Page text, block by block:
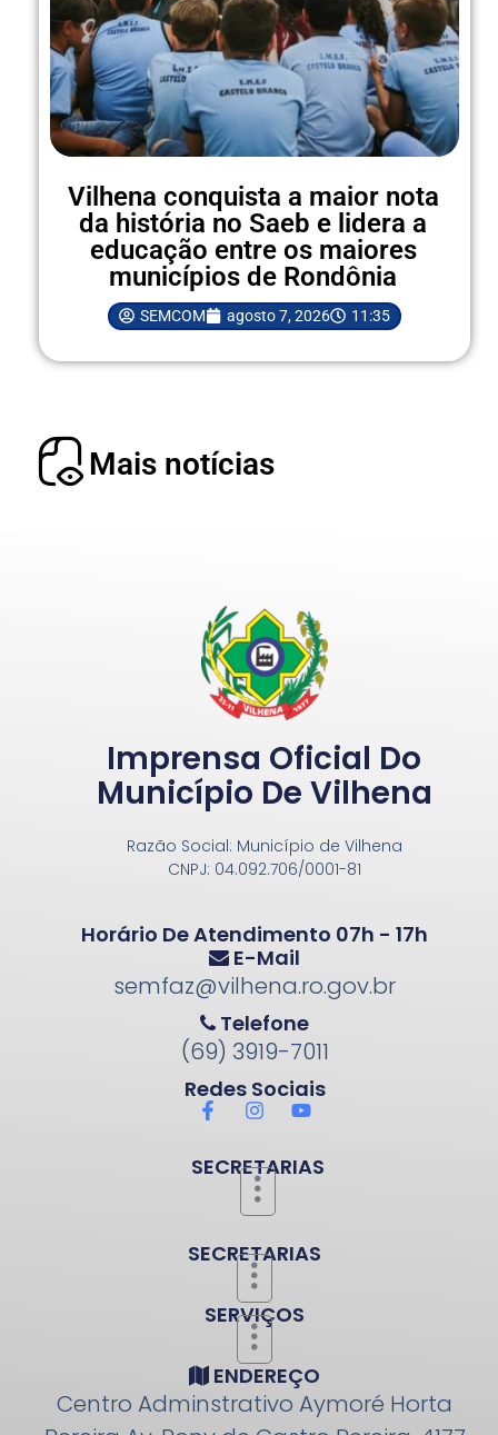
Vilhena conquista a maior nota
da história no Saeb e lidera a
educação entre os maiores
municípios de Rondônia
SEMCOM agosto 7, 2026 11:35
Mais notícias
Imprensa Oficial Do
Município De Vilhena
Razão Social: Município de Vilhena
CNPJ: 04.092.706/0001-81
Horário De Atendimento 07h - 17h
E-Mail
semfaz@vilhena.ro.gov.br
Telefone
(69) 3919-7011
Redes Sociais
SECRETARIAS
SECRETARIAS
SERVIÇOS
ENDEREÇO
Centro Adminstrativo Aymoré Horta